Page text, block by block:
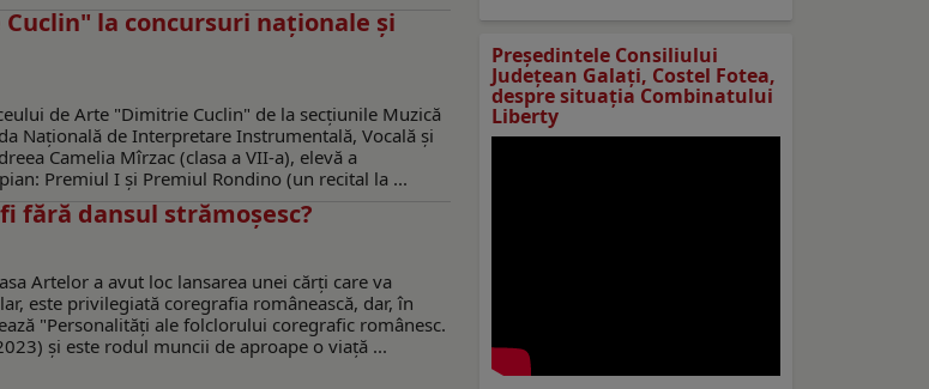
la concursuri naţionale şi
de Arte "Dimitrie Cuclin" de la secţiunile Muzică
Naţională de Interpretare Instrumentală, Vocală și
Camelia Mîrzac (clasa a VII-a), elevă a
Premiul I și Premiul Rondino (un recital la ...
fără dansul strămoșesc?
Artelor a avut loc lansarea unei cărți care va
este privilegiată coregrafia românească, dar, în
"Personalități ale folclorului coregrafic românesc.
și este rodul muncii de aproape o viață ...
Preşedintele Consiliului
Judeţean Galaţi, Costel Fotea,
despre situaţia Combinatului
Liberty